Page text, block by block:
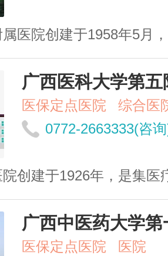
医院创建于1958年5月，
广西医科大学第
医保定点医院
综合医
0772-2663333(咨
建于1926年，是集医疗、教
广西中医药大学
医保定点医院
医院